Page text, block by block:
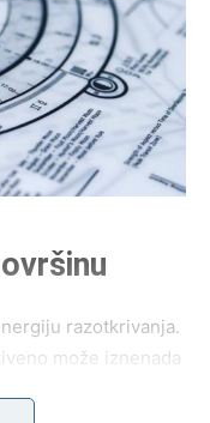
razotkrivanja.
može iznenada